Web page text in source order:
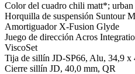
Color del cuadro chili matt*;
Horquilla de suspensión Suntour
Amortiguador X-Fusion Glyde
Juego de dirección Acros
ViscoSet
Tija de sillín JD-SP66, Alu, 34,9 x
Cierre sillín JD, 40,0 mm, QR